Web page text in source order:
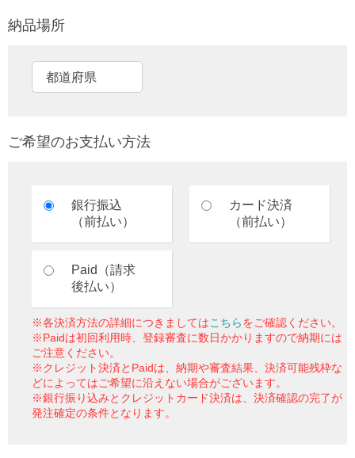
納品場所
ご希望のお支払い方法
銀行振込
（前払い）
カード決済
（前払い）
Paid（請求
後払い）
※各決済方法の詳細につきましてはこちらをご確認ください。
※Paidは初回利用時、登録審査に数日かかりますので納期には
ご注意ください。
※クレジット決済とPaidは、納期や審査結果、決済可能残枠な
どによってはご希望に沿えない場合がございます。
※銀行振り込みとクレジットカード決済は、決済確認の完了が
発注確定の条件となります。